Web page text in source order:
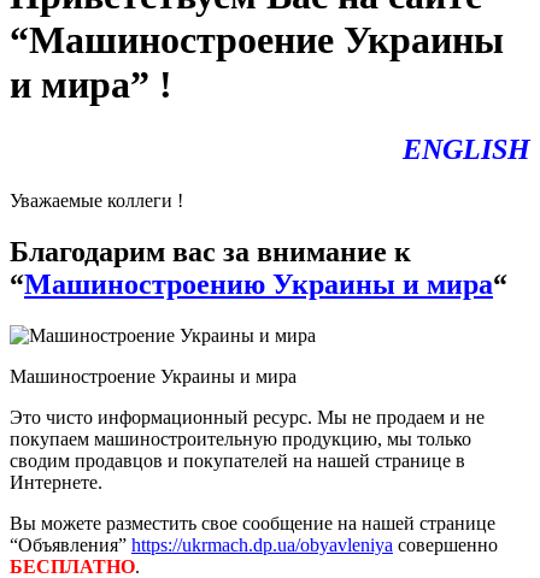
“Машиностроение Украины
и мира” !
ENGLISH
Уважаемые коллеги !
Благодарим вас за внимание к
“Машиностроению Украины и мира“
Машиностроение Украины и мира
Это чисто информационный ресурс. Мы не продаем и не
покупаем машиностроительную продукцию, мы только
сводим продавцов и покупателей на нашей странице в
Интернете.
Вы можете разместить свое сообщение на нашей странице
“Объявления” https://ukrmach.dp.ua/obyavleniya совершенно
БЕСПЛАТНО.